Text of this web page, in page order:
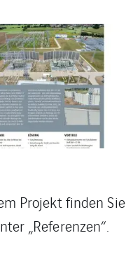
Projekt finden Sie
„Referenzen“.